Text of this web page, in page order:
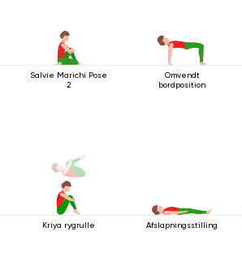
Salvie Marichi Pose
2
Omvendt
bordposition
Kriya rygrulle Afslapningsstilling